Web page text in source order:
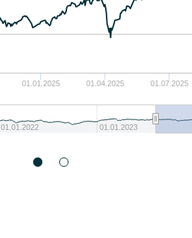
01.01.2025 01.04.2025 01.07.2025
01.01.2022 01.01.2023